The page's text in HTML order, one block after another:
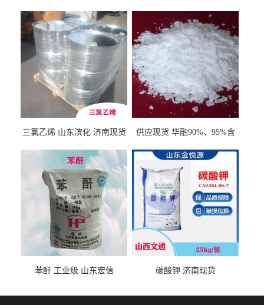
三氯乙烯 山东滨化 济南现货
供应现货 华融90%、95%含
苯酐 工业级 山东宏信 碳酸钾 济南现货